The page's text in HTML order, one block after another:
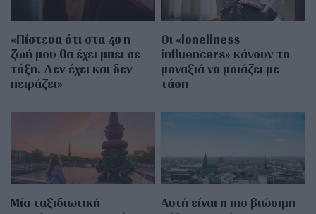
«Πίστευα ότι στα 40 η
ζωή μου θα έχει μπει σε
τάξη. Δεν έχει και δεν
πειράζει»
Οι «loneliness
influencers» κάνουν τη
μοναξιά να μοιάζει με
τάση
Μία ταξιδιωτική
Αυτή είναι η πιο βιώσιμη